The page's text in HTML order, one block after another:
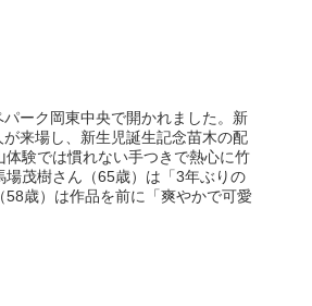
ーク岡東中央で開かれました。新
来場し、新生児誕生記念苗木の配
験では慣れない手つきで熱心に竹
茂樹さん（65歳）は「3年ぶりの
歳）は作品を前に「爽やかで可愛